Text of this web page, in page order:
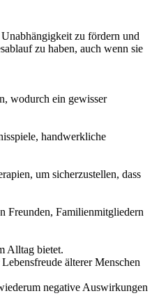
zu fördern und
zu haben, auch wenn sie
wodurch ein gewisser
handwerkliche
um sicherzustellen, dass
Freunden, Familienmitgliedern
Alltag bietet.
älterer Menschen
negative Auswirkungen